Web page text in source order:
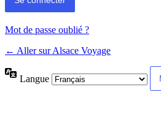
Mot de passe oublié ?
← Aller sur Alsace Voyage
Langue